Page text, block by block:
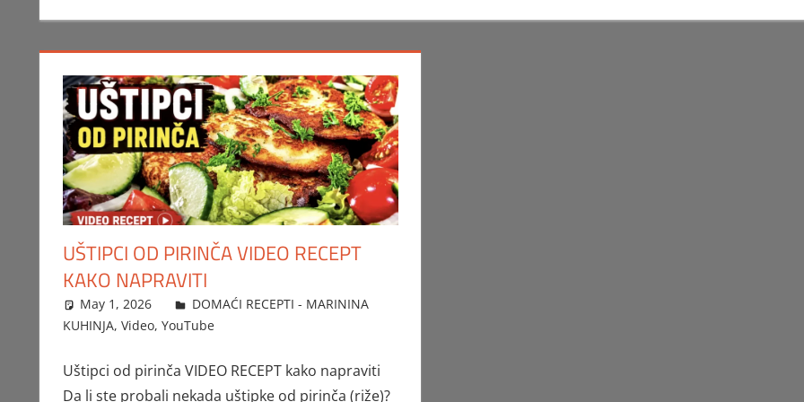
UŠTIPCI OD PIRINČA VIDEO RECEPT
KAKO NAPRAVITI
May 1, 2026 FTorgAdmin
DOMAĆI RECEPTI - MARININA
KUHINJA, Video, YouTube
Uštipci od pirinča VIDEO RECEPT kako napraviti
Da li ste probali nekada uštipke od pirinča (riže)?